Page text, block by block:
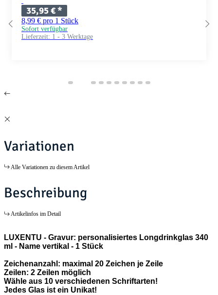
35,95 €*
8,99 € pro 1 Stück
Sofort verfügbar
Lieferzeit: 1 - 3 Werktage
Variationen
Alle Variationen zu diesem Artikel
Beschreibung
Artikelinfos im Detail
LUXENTU - Gravur: personalisiertes Longdrinkglas 340
ml - Name vertikal - 1 Stück
Zeichenanzahl: maximal 20 Zeichen je Zeile
Zeilen: 2 Zeilen möglich
Wähle aus 10 verschiedenen Schriftarten!
Jedes Glas ist ein Unikat!